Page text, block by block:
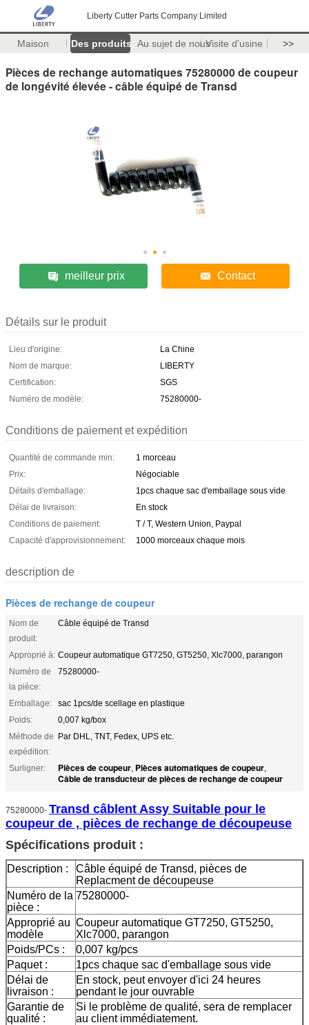
Liberty Cutter Parts Company Limited
Maison Des produits Au sujet de nousVisite d'usine >>
Pièces de rechange automatiques 75280000 de coupeur
de longévité élevée - câble équipé de Transd
meilleur prix Contact
Détails sur le produit
Lieu d'origine:
La Chine
Nom de marque:
LIBERTY
Certification:
SGS
Numéro de modèle:
75280000-
Conditions de paiement et expédition
Quantité de commande min:
1 morceau
Prix:
Négociable
Détails d'emballage:
1pcs chaque sac d'emballage sous vide
Délai de livraison:
En stock
Conditions de paiement:
T / T, Western Union, Paypal
Capacité d'approvisionnement:
1000 morceaux chaque mois
description de
Pièces de rechange de coupeur
Nom de
produit:
Câble équipé de Transd
Approprié à: Coupeur automatique GT7250, GT5250, Xlc7000, parangon
Numéro de
la pièce:
75280000-
Emballage:
sac 1pcs/de scellage en plastique
Poids:
0,007 kg/box
Méthode de
expédition:
Par DHL, TNT, Fedex, UPS etc.
Surligner: Pièces de coupeur, Pièces automatiques de coupeur,
Câble de transducteur de pièces de rechange de coupeur
75280000- Transd câblent Assy Suitable pour le
coupeur de , pièces de rechange de découpeuse
Spécifications produit :
Description :
Câble équipé de Transd, pièces de
Replacment de découpeuse
Numéro de la
pièce :
75280000-
Approprié au
modèle
Coupeur automatique GT7250, GT5250,
Xlc7000, parangon
Poids/PCs :
0,007 kg/pcs
Paquet :
1pcs chaque sac d'emballage sous vide
Délai de
livraison :
En stock, peut envoyer d'ici 24 heures
pendant le jour ouvrable
Garantie de
qualité :
Si le problème de qualité, sera de remplacer
au client immédiatement.